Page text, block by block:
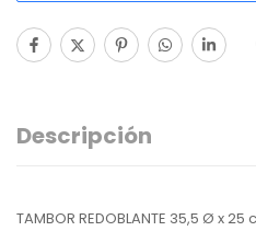
Descripción
TAMBOR REDOBLANTE 35,5 Ø x